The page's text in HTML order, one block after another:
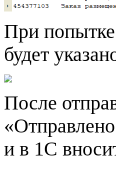
При
будет
После
и в 1С